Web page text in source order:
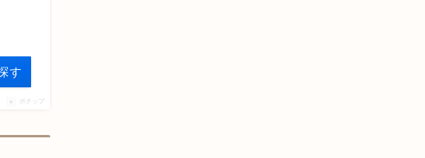
す
ポチップ